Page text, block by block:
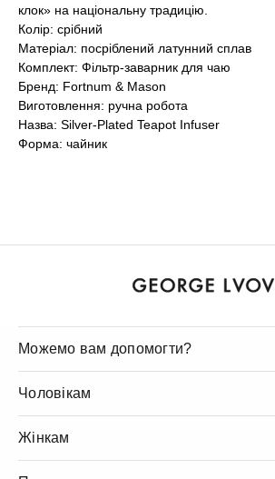
клок» на національну традицію.
Колір: срібний
Матеріал: посріблений латунний сплав
Комплект: Фільтр-заварник для чаю
Бренд: Fortnum & Mason
Виготовлення: ручна робота
Назва: Silver-Plated Teapot Infuser
Форма: чайник
Можемо вам допомогти?
Чоловікам
Жінкам